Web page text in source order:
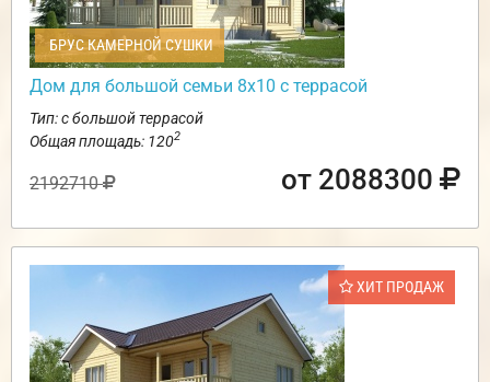
БРУС КАМЕРНОЙ СУШКИ
Дом для большой семьи 8х10 с террасой
Тип: с большой террасой
Общая площадь: 1202
2192710 от 2088300
ХИТ ПРОДАЖ